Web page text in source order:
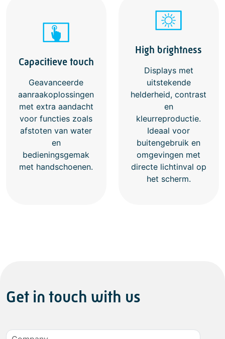
Capacitieve touch
Geavanceerde
aanraakoplossingen
met extra aandacht
voor functies zoals
afstoten van water
en
bedieningsgemak
met handschoenen.
High brightness
Displays met
uitstekende
helderheid, contrast
en
kleurreproductie.
Ideaal voor
buitengebruik en
omgevingen met
directe lichtinval op
het scherm.
Get in touch with us